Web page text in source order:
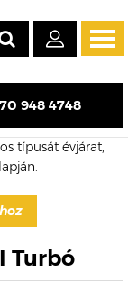
948 4748
árak
típusát évjárat,
Turbó